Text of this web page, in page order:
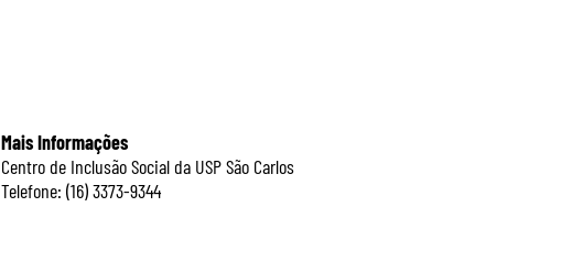
Mais Informações
Centro de Inclusão Social da USP São Carlos
Telefone: (16) 3373-9344